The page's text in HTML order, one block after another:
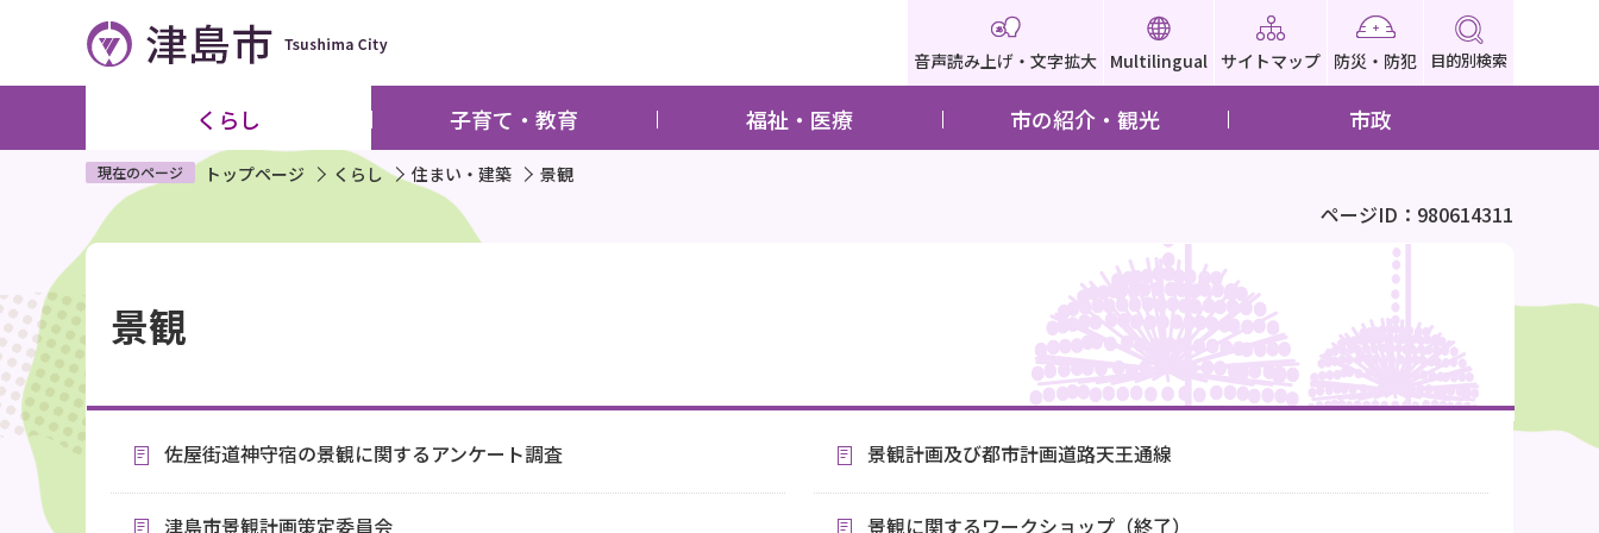
ペ
ジ
す
音声読み上げ・文字拡大 Multilingual サイトマップ 防災・防犯 目的別検索
くらし 子育て・教育 福祉・医療 市の紹介・観光 市政
現在のページ トップページ くらし 住まい・建築 景観
ページID：980614311
文
こ
こ
か
ら
景観
佐屋街道神守宿の景観に関するアンケート調査 景観計画及び都市計画道路天王通線
津島市景観計画策定委員会 景観に関するワークショップ（終了）